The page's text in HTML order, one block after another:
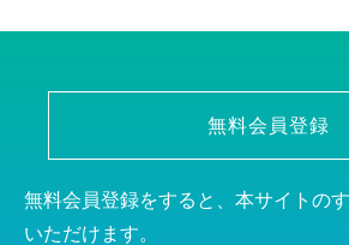
無料会員登録
無料会員登録をすると、本サイトの
いただけます。